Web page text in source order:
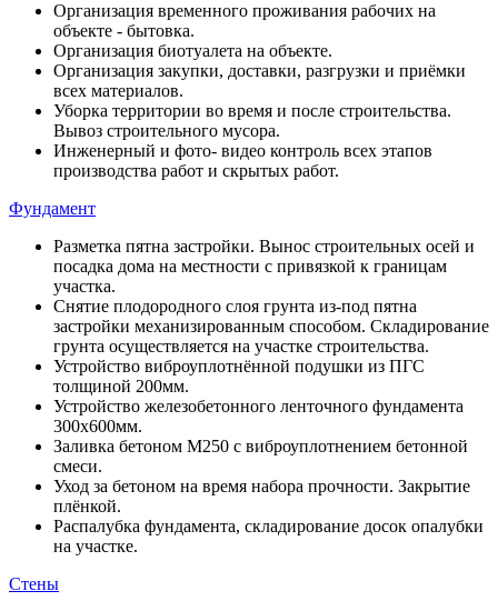
Организация временного проживания рабочих на
объекте - бытовка.
Организация биотуалета на объекте.
Организация закупки, доставки, разгрузки и приёмки
всех материалов.
Уборка территории во время и после строительства.
Вывоз строительного мусора.
Инженерный и фото- видео контроль всех этапов
производства работ и скрытых работ.
Фундамент
Разметка пятна застройки. Вынос строительных осей и
посадка дома на местности с привязкой к границам
участка.
Снятие плодородного слоя грунта из-под пятна
застройки механизированным способом. Складирование
грунта осуществляется на участке строительства.
Устройство виброуплотнённой подушки из ПГС
толщиной 200мм.
Устройство железобетонного ленточного фундамента
300х600мм.
Заливка бетоном М250 с виброуплотнением бетонной
смеси.
Уход за бетоном на время набора прочности. Закрытие
плёнкой.
Распалубка фундамента, складирование досок опалубки
на участке.
Стены